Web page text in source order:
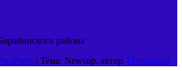
района
| Тема: Newsup, автор Themeansar